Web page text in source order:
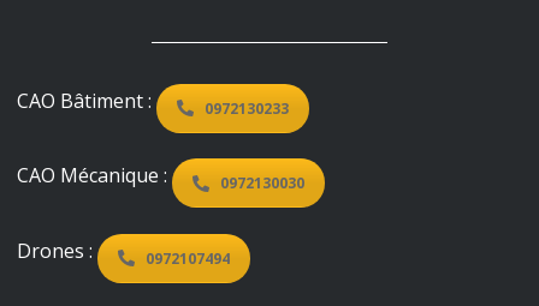
CAO Bâtiment : 0972130233
CAO Mécanique : 0972130030
Drones : 0972107494